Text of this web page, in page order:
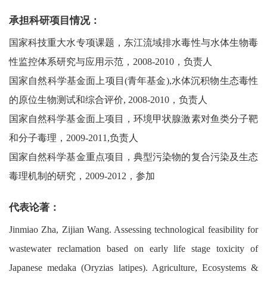
承担科研项目情况：
国家科技重大水专项课题，东江流域排水毒性与水体生物毒
性监控体系研究与应用示范，2008-2010，负责人
国家自然科学基金面上项目(青年基金),水体沉积物生态毒性
的原位生物测试和综合评价, 2008-2010，负责人
国家自然科学基金面上项目，环境甲状腺激素对鱼类分子靶
和分子毒理，2009-2011,负责人
国家自然科学基金重点项目，典型污染物的复合污染及生态
毒理机制的研究，2009-2012，参加
代表论著：
Jinmiao Zha, Zijian Wang. Assessing technological feasibility for
wastewater reclamation based on early life stage toxicity of
Japanese medaka (Oryzias latipes). Agriculture, Ecosystems &